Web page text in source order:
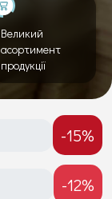
Великий
асортимент
продукції
-15%
-12%